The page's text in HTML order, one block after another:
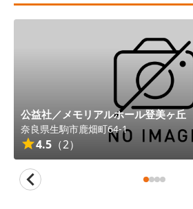
公益社／メモリアルホール登美ヶ丘
奈良県生駒市鹿畑町64-1
4.5 （2）